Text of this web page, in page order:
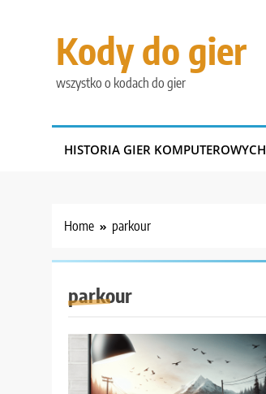
Kody do gier
wszystko o kodach do gier
HISTORIA GIER KOMPUTEROWYCH
Home parkour
parkour